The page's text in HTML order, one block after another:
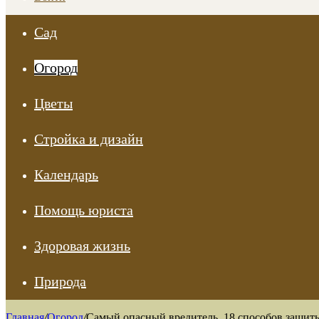
Сад
Огород
Цветы
Стройка и дизайн
Календарь
Помощь юриста
Здоровая жизнь
Природа